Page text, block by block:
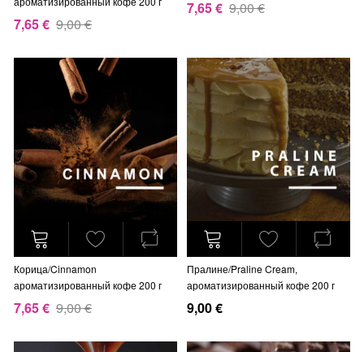
7,65 € 9,00 €
7,65 € 9,00 €
Корица/Cinnamon
ароматизированный кофе 200 г
7,65 € 9,00 €
Пралине/Praline Cream,
ароматизированный кофе 200 г
9,00 €